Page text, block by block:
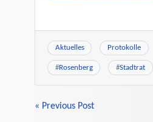
Aktuelles Protokolle
#Rosenberg #Stadtrat
BEITRAGSNAVIGATION
« Previous Post